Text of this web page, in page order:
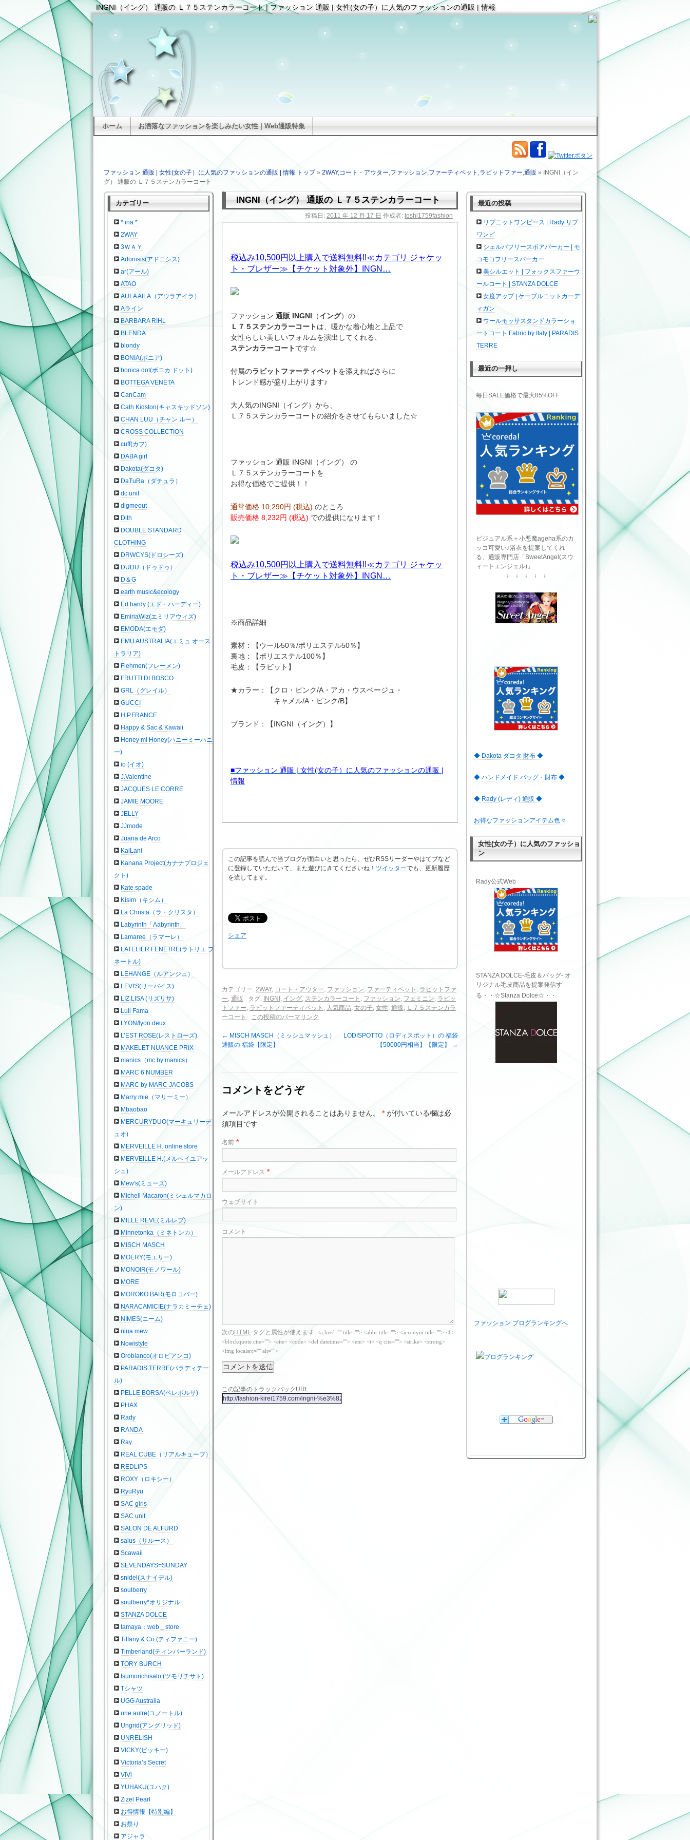
INGNI（イング） 通販の Ｌ７５ステンカラーコート | ファッション 通販 | 女性(女の子）に人気のファッションの通販 | 情報
ファッション 通販 | 女性(女の子）に人気のファッションの通販 | 情報 トップ» 2WAY,コート・アウター,ファッション,ファーティペット ,ラビットファー,通販 » INGNI（イン
グ） 通販の Ｌ７５ステンカラーコート
INGNI（イング） 通販の Ｌ７５ステンカラーコート
投稿日: 2011 年 12 月 17 日 作成者: toshi1759fashion
税込み10,500円以上購入で送料無料!!≪カテゴリ ジャケッ
ト・ブレザー≫【チケット対象外】INGN…
ファッション 通販 INGNI （イング）の
Ｌ７５ステンカラーコートは、暖かな着心地と上品で
女性らしい美しいフォルムを演出してくれる、
ステンカラーコートです☆
付属のラビットファーティペットを添えればさらに
トレンド感が盛り上がります♪
大人気のINGNI（イング）から、
Ｌ７５ステンカラーコートの紹介をさせてもらいました☆
ファッション 通販 INGNI（イング） の
Ｌ７５ステンカラーコートを
お得な価格でご提供！！
通常価格 10,290円 (税込) のところ
販売価格 8,232円 (税込) での提供になります！
税込み10,500円以上購入で送料無料!!≪カテゴリ ジャケッ
ト・ブレザー≫【チケット対象外】INGN…
※商品詳細
素材：【ウール50％/ポリエステル50％】
裏地：【ポリエステル100％】
毛皮：【ラビット】
★カラー：【クロ・ピンク/A・アカ・ウスベージュ・
キャメル/A・ピンク/B】
ブランド：【INGNI（イング）】
■ファッション 通販 | 女性(女の子）に人気のファッションの通販 |
情報
この記事を読んで当ブログが面白いと思ったら、ぜひRSSリーダーやはてブなど
に登録していただいて、また遊びにきてくださいね！ ツイッターでも、更新履歴
を流してます。
シェア
カテゴリー: 2WAY, コート・アウター, ファッション, ファーティペット , ラビットファ
ー, 通販 タグ: INGNI , イング, ステンカラーコート , ファッション, フェミニン, ラビッ
トファー, ラビットファーティペット , 人気商品, 女の子, 女性, 通販 , Ｌ７５ステンカラ
ーコート
この投稿のパーマリンク
← MISCH MASCH（ミッシュマッシュ）
通販の 福袋【限定】
LODISPOTTO（ロディスポット）の 福袋
【50000円相当】【限定】
→
コメントをどうぞ
メールアドレスが公開されることはありません。 *が付いている欄は必
須項目です
名前 *
メールアドレス *
ウェブサイト
コメント
次のHTML タグと属性が使えます: <a href="" title=""> <abbr title=""> <acronym title=""> <b>
<blockquote cite=""> <cite> <code> <del datetime=""> <em> <i> <q cite=""> <strike> <strong>
<img localsrc="" alt="">
この記事のトラックバックURL :
最近の投稿
リブニットワンピース | Rady リブ
ワンピ
シェルパフリースボアパーカー | モ
コモコフリースパーカー
美シルエット | フォックスファーウ
ールコート | STANZA DOLCE
女度アップ | ケーブルニットカーデ
ィガン
ウールモッサスタンドカラーショ
ートコート Fabric by Italy | PARADIS
TERRE
最近の一押し
毎日SALE価格で最大85%OFF
ビジュアル系＋小悪魔ageha系のカ
ッコ可愛い♪浴衣を提案してくれ
る、通販専門店「SweetAngel(スウ
ィートエンジェル)」
↓ ↓ ↓ ↓ ↓
◆ Dakota ダコタ 財布 ◆
◆ ハンドメイド バッグ・財布 ◆
◆ Rady (レディ) 通販 ◆
お得なファッションアイテム色々
女性(女の子）に人気のファッショ
ン
Rady公式Web
STANZA DOLCE-毛皮＆バッグ- オ
リジナル毛皮商品を提案発信す
る・・☆Stanza Dolce☆・・
ファッション ブログランキングへ
カテゴリー
* ina *
2WAY
3ＷＡＹ
Adonisis(アドニシス)
ar(アール)
ATAO
AULA AILA（アウラアイラ）
Aライン
BARBARA RIHL
BLENDA
blondy
BONIA(ボニア)
bonica dot(ボニカ ドット)
BOTTEGA VENETA
CanCam
Cath Kidston(キャスキッドソン)
CHAN LUU（チャン ルー）
CROSS COLLECTION
cuff(カフ)
DABA girl
Dakota(ダコタ)
DaTuRa（ダチュラ）
dc unit
digmeout
Dith
DOUBLE STANDARD
CLOTHING
DRWCYS(ドロシーズ)
DUDU（ドゥドゥ）
D＆G
earth music&ecology
Ed hardy (エド・ハーディー)
EmiriaWiz(エミリアウィズ)
EMODA(エモダ)
EMU AUSTRALIA(エミュ オース
トラリア)
Flehmen(フレーメン)
FRUTTI DI BOSCO
GRL（グレイル）
GUCCI
H.P.FRANCE
Happy & Sac & Kawaii
Honey mi Honey(ハニーミーハニ
ー)
io (イオ)
J.Valentine
JACQUES LE CORRE
JAMIE MOORE
JELLY
JJmode
Juana de Arco
KaiLani
Kanana Project(カナナプロジェ
クト)
Kate spade
Kisim（キシム）
La Christa（ラ・クリスタ）
Labyrinth「Λabyrinth」
Lamaree（ラマーレ）
LATELIER FENETRE(ラトリエ フ
ネートル)
LEHANGE（ルアンジュ）
LEVI'S(リーバイス)
LIZ LISA (リズリサ)
Luli Fama
LYON/lyon deux
L’EST ROSE(レストローズ)
MAKELET NUANCE PRIX
manics（mc by manics）
MARC 6 NUMBER
MARC by MARC JACOBS
Marry mie（マリーミー）
Mbaobao
MERCURYDUO(マーキュリーデ
ュオ)
MERVEILLE H. online store
MERVEILLE H.(メルベイユアッ
シュ)
Mew's(ミューズ)
Michell Macaron(ミシェルマカロ
ン)
MILLE REVE(ミルレブ)
Minnetonka（ミネトンカ）
MISCH MASCH
MOERY(モエリー)
MONOIR(モノワール)
MORE
MOROKO BAR(モロコバー)
NARACAMICIE(ナラカミーチェ)
NIMES(ニーム)
nina mew
Nowistyle
Orobianco(オロビアンコ)
PARADIS TERRE(パラディテー
ル)
PELLE BORSA(ペレボルサ)
PHAX
Rady
RANDA
Ray
REAL CUBE（リアルキューブ）
REDLIPS
ROXY（ロキシー）
RyuRyu
SAC girls
SAC unit
SALON DE ALFURD
salus（サルース）
Scawaii
SEVENDAYS=SUNDAY
snidel(スナイデル)
soulberry
soulberry*オリジナル
STANZA DOLCE
tamaya：web＿store
Tiffany & Co.(ティファニー)
Timberland(ティンバーランド)
TORY BURCH
tsumorichisato (ツモリチサト)
Tシャツ
UGG Australia
une autre(ユノートル)
Ungrid(アングリッド)
UNRELISH
VICKY(ビッキー)
Victoria’s Secret
ViVi
YUHAKU(ユハク)
Zizel Pearl
お得情報【特別編】
お祭り
アジャラ
ホーム お洒落なファッションを楽しみたい女性 | Web通販特集